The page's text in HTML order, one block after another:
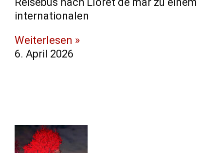
internationalen
Weiterlesen »
6. April 2026